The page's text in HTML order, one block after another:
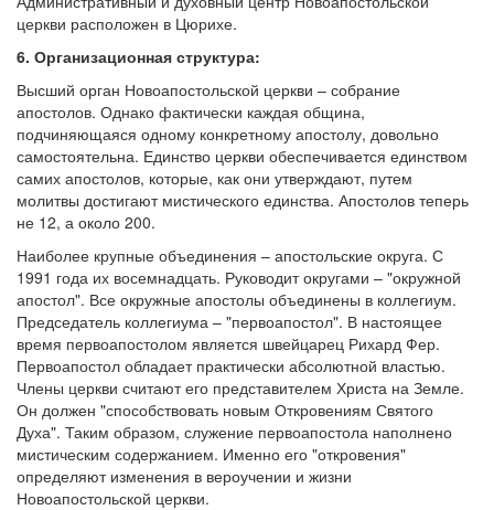
церкви расположен в Цюрихе.
6. Организационная структура:
Высший орган Новоапостольской церкви – собрание
апостолов. Однако фактически каждая община,
подчиняющаяся одному конкретному апостолу, довольно
самостоятельна. Единство церкви обеспечивается единством
самих апостолов, которые, как они утверждают, путем
молитвы достигают мистического единства. Апостолов теперь
не 12, а около 200.
Наиболее крупные объединения – апостольские округа. С
1991 года их восемнадцать. Руководит округами – "окружной
апостол". Все окружные апостолы объединены в коллегиум.
Председатель коллегиума – "первоапостол". В настоящее
время первоапостолом является швейцарец Рихард Фер.
Первоапостол обладает практически абсолютной властью.
Члены церкви считают его представителем Христа на Земле.
Он должен "способствовать новым Откровениям Святого
Духа". Таким образом, служение первоапостола наполнено
мистическим содержанием. Именно его "откровения"
определяют изменения в вероучении и жизни
Новоапостольской церкви.